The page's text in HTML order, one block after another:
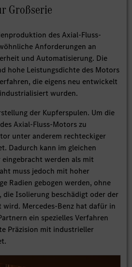
Großserie
des Axial-Fluss-
Anforderungen an
und Automatisierung. Die
hohe Leistungsdichte des Motors
die eigens neu entwickelt
wurden.
der Kupferspulen. Um die
Axial-Fluss-Motors zu
unter anderem rechteckiger
Dadurch kann im gleichen
werden als mit
muss jedoch mit hoher
Radien gebogen werden, ohne
die Isolierung beschädigt oder der
Mercedes-Benz hat dafür in
ein spezielles Verfahren
Präzision mit industrieller